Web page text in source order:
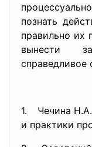
познать
правильно их
вынести
справедливое
1. Чечина Н.А.
и практики